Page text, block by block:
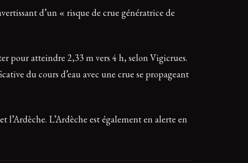
d’un « risque de crue génératrice de
pour atteindre 2,33 m vers 4 h, selon Vigicrues.
du cours d’eau avec une crue se propageant
L’Ardèche est également en alerte en